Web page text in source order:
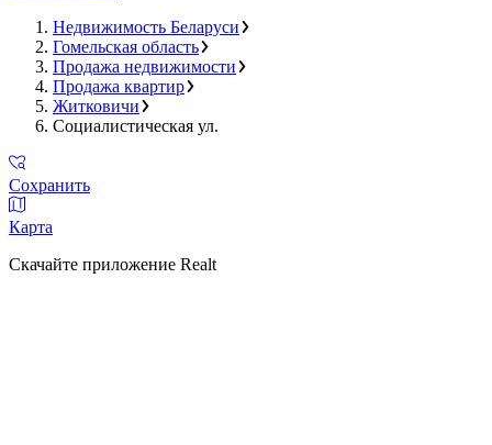
Недвижимость Беларуси
Гомельская область
Продажа недвижимости
Продажа квартир
Житковичи
Социалистическая ул.
Сохранить
Карта
Скачайте приложение Realt